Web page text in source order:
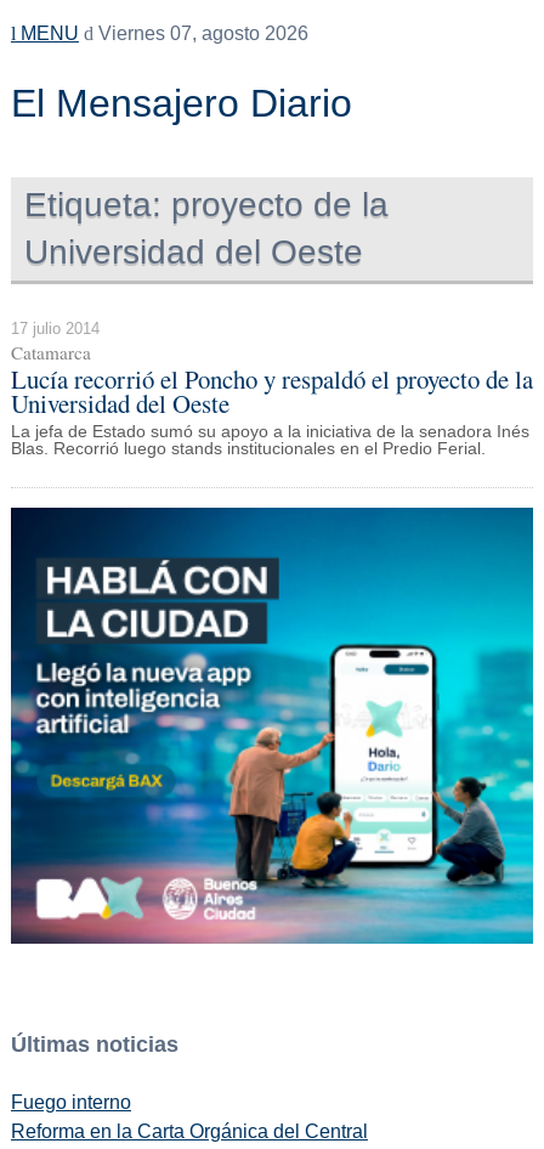
MENU Viernes 07, agosto 2026
El Mensajero Diario
Etiqueta: proyecto de la
Universidad del Oeste
17 julio 2014
Catamarca
Lucía recorrió el Poncho y respaldó el proyecto de la
Universidad del Oeste
La jefa de Estado sumó su apoyo a la iniciativa de la senadora Inés
Blas. Recorrió luego stands institucionales en el Predio Ferial.
Últimas noticias
Fuego interno
Reforma en la Carta Orgánica del Central